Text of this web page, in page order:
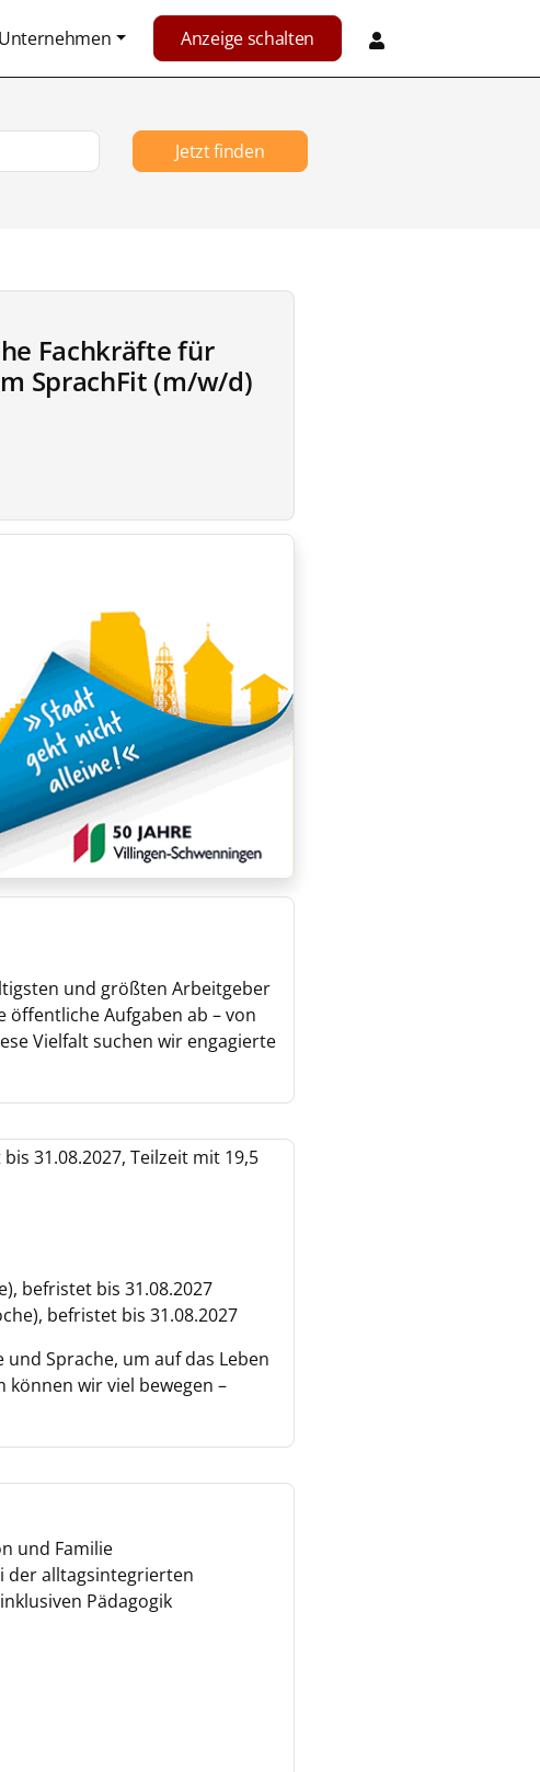
Anzeige schalten
Jetzt finden
Fachkräfte für
SprachFit (m/w/d)
und größten Arbeitgeber
öffentliche Aufgaben ab – von
Vielfalt suchen wir engagierte
31.08.2027, Teilzeit mit 19,5
befristet bis 31.08.2027
befristet bis 31.08.2027
Sprache, um auf das Leben
können wir viel bewegen –
und Familie
der alltagsintegrierten
Pädagogik